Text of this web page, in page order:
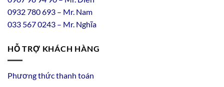
0932780693 – Mr. Nam
033 567 0243 – Mr. Nghĩa
HỖ TRỢ KHÁCH HÀNG
Phương thức thanh toán